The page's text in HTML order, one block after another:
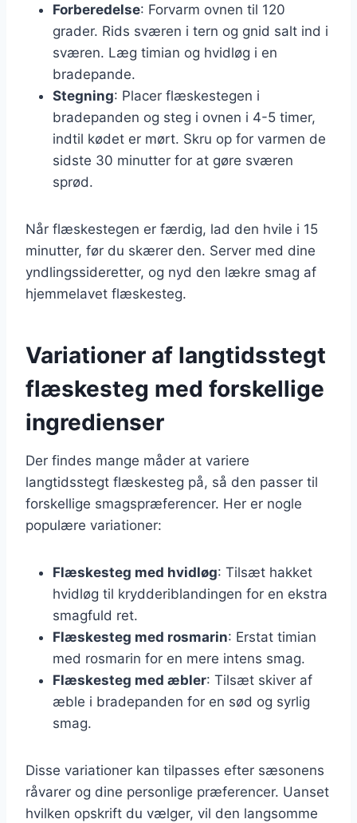
Forberedelse: Forvarm ovnen til 120
grader. Rids sværen i tern og gnid salt ind i
sværen. Læg timian og hvidløg i en
bradepande.
Stegning: Placer flæskestegen i
bradepanden og steg i ovnen i 4-5 timer,
indtil kødet er mørt. Skru op for varmen de
sidste 30 minutter for at gøre sværen
sprød.
Når flæskestegen er færdig, lad den hvile i 15
minutter, før du skærer den. Server med dine
yndlingssideretter, og nyd den lækre smag af
hjemmelavet flæskesteg.
Variationer af langtidsstegt
flæskesteg med forskellige
ingredienser
Der findes mange måder at variere
langtidsstegt flæskesteg på, så den passer til
forskellige smagspræferencer. Her er nogle
populære variationer:
Flæskesteg med hvidløg: Tilsæt hakket
hvidløg til krydderiblandingen for en ekstra
smagfuld ret.
Flæskesteg med rosmarin: Erstat timian
med rosmarin for en mere intens smag.
Flæskesteg med æbler: Tilsæt skiver af
æble i bradepanden for en sød og syrlig
smag.
Disse variationer kan tilpasses efter sæsonens
råvarer og dine personlige præferencer. Uanset
hvilken opskrift du vælger, vil den langsomme